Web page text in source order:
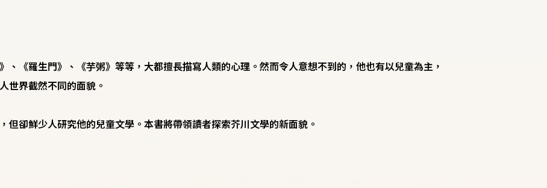
、《羅生門》、《芋粥》等等，大都擅長描寫人類的心理。然而令人意想不到的，他也有以兒童為主，
世界截然不同的面貌。
卻鮮少人研究他的兒童文學。本書將帶領讀者探索芥川文學的新面貌。